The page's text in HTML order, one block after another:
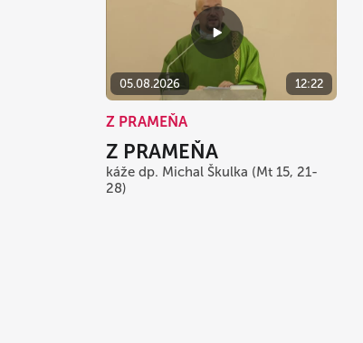
05.08.2026 12:22
Z PRAMEŇA
Z PRAMEŇA
káže dp. Michal Škulka (Mt 15, 21-
28)